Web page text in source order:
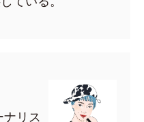
リス